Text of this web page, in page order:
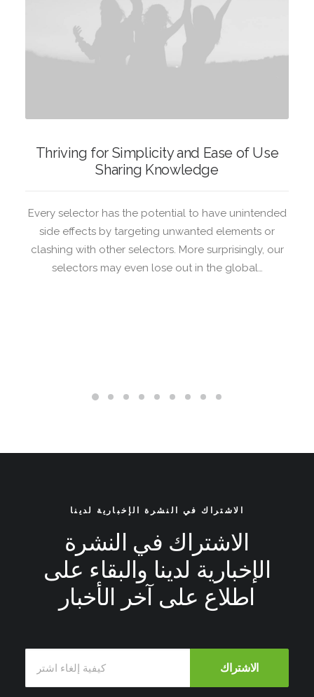
Thriving for Simplicity and Ease of Use
Sharing Knowledge
Every selector has the potential to have unintended
side effects by targeting unwanted elements or
clashing with other selectors. More surprisingly, our
selectors may even lose out in the global…
الاشتراك في النشرة الإخبارية لدينا
الاشتراك في النشرة
الإخبارية لدينا والبقاء على
اطلاع على آخر الأخبار